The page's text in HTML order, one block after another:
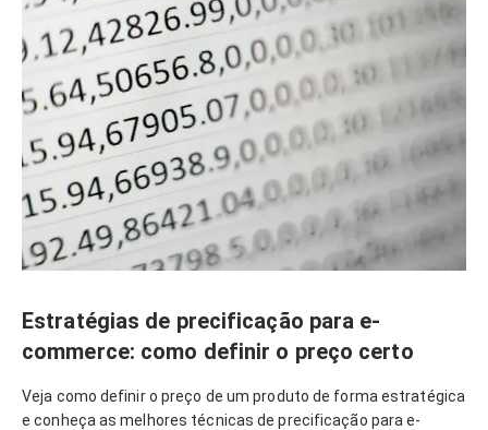
Estratégias de precificação para e-
commerce: como definir o preço certo
Veja como definir o preço de um produto de forma estratégica
e conheça as melhores técnicas de precificação para e-